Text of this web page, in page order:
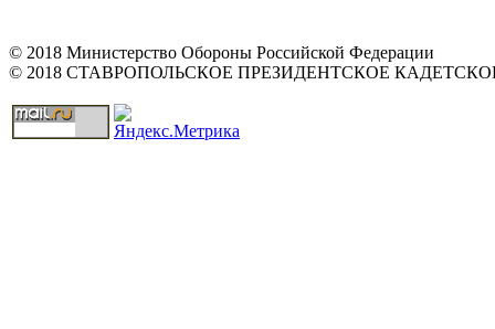
© 2018 Министерство Обороны Российской Федерации
© 2018 СТАВРОПОЛЬСКОЕ ПРЕЗИДЕНТСКОЕ